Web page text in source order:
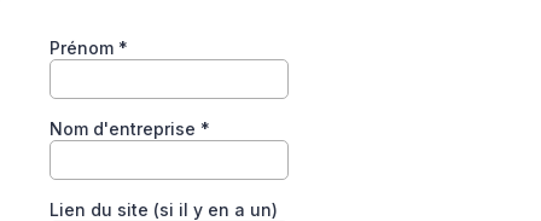
Prénom *
Nom d'entreprise *
Lien du site (si il y en a un)